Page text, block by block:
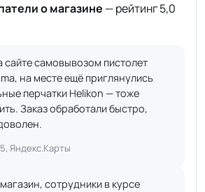
о магазине — рейтинг 5,0
сайте самовывозом пистолет
на месте ещё приглянулись
перчатки Helikon — тоже
Заказ обработали быстро,
Яндекс.Карты
сотрудники в курсе